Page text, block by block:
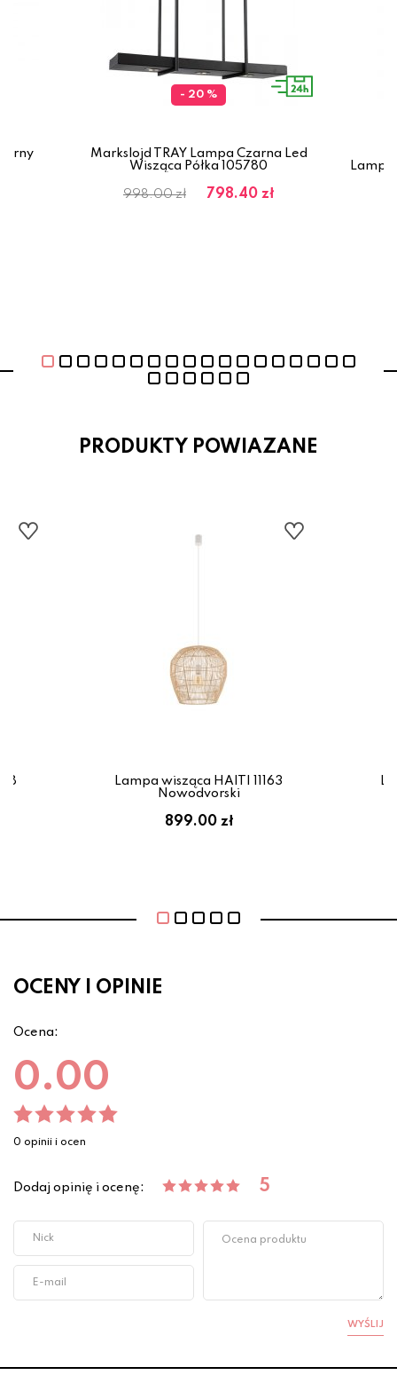
- 20 %
Markslojd TRAY Lampa Czarna Led
Wisząca Półka 105780
998.00 zł 798.40 zł
PRODUKTY POWIAZANE
Lampa wisząca HAITI 11163
Nowodvorski
899.00 zł
OCENY I OPINIE
Ocena:
0.00
0 opinii i ocen
Dodaj opinię i ocenę: 5
WYŚLIJ